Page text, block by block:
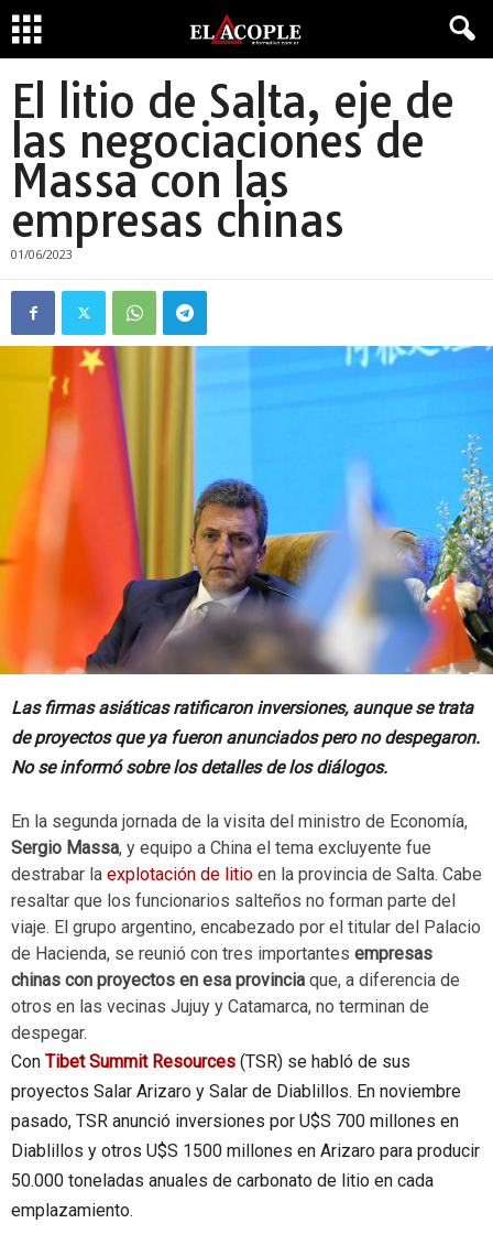
El litio de Salta, eje de
las negociaciones de
Massa con las
empresas chinas
01/06/2023
Las firmas asiáticas ratificaron inversiones, aunque se trata
de proyectos que ya fueron anunciados pero no despegaron.
No se informó sobre los detalles de los diálogos.
En la segunda jornada de la visita del ministro de Economía,
Sergio Massa, y equipo a China el tema excluyente fue
destrabar la explotación de litio en la provincia de Salta. Cabe
resaltar que los funcionarios salteños no forman parte del
viaje. El grupo argentino, encabezado por el titular del Palacio
de Hacienda, se reunió con tres importantes empresas
chinas con proyectos en esa provincia que, a diferencia de
otros en las vecinas Jujuy y Catamarca, no terminan de
despegar.
Con Tibet Summit Resources (TSR) se habló de sus
proyectos Salar Arizaro y Salar de Diablillos. En noviembre
pasado, TSR anunció inversiones por U$S 700 millones en
Diablillos y otros U$S 1500 millones en Arizaro para producir
50.000 toneladas anuales de carbonato de litio en cada
emplazamiento.